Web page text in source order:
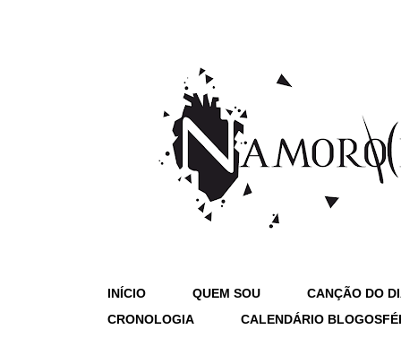
INÍCIO QUEM SOU
CANÇÃO DO
CRONOLOGIA
CALENDÁRIO